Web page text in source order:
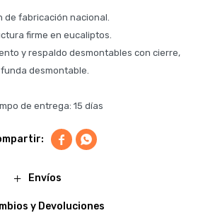
de fabricación nacional.
firme en eucaliptos.
y respaldo desmontables con cierre,
funda desmontable.
de entrega: 15 días
 
Envíos
y Devoluciones